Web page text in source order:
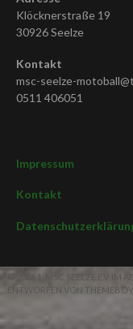
Klöcknerstraße 19
30926 Seelze
Kontakt
msc-seelze-
0511 406051
Impressum
Kontakt
© 2026 1. MSC SEELZE E.V. IM
ENTWORFEN VON THEMEBOY